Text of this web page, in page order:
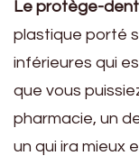
Le protège-
plastique porté
inférieures qui
que vous
pharmacie, un
un qui ira mieux